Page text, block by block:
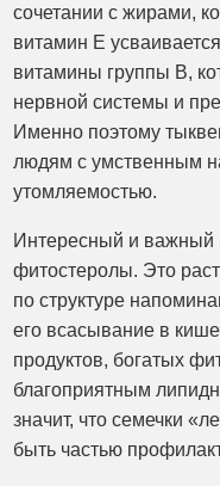
сочетании с жирами,
витамин E
витамины группы B,
нервной системы и
Именно поэтому
людям с умственным
утомляемостью.
Интересный и важный
фитостеролы. Это
по структуре
его всасывание в
продуктов, богатых
благоприятным
значит, что семечки
быть частью